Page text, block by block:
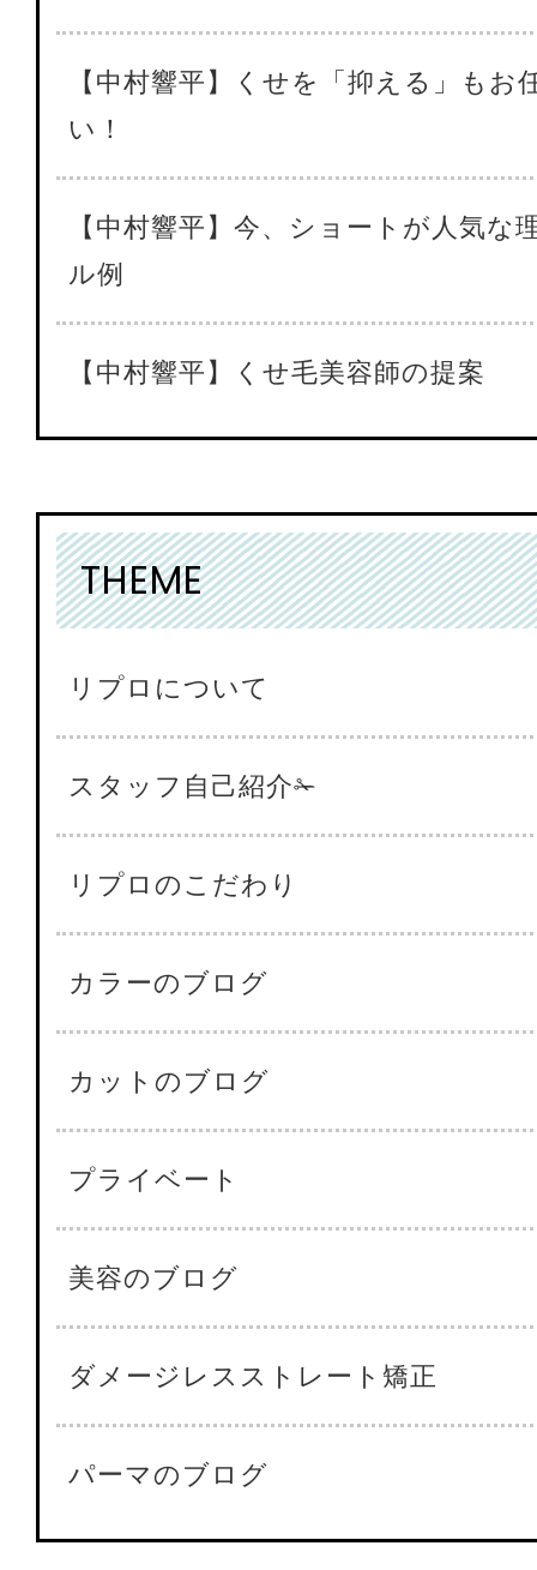
【中村響平】くせを「抑える」もお
い！
【中村響平】今、ショートが人気な
ル例
【中村響平】くせ毛美容師の提案
THEME
リプロについて
スタッフ自己紹介✁
リプロのこだわり
カラーのブログ
カットのブログ
プライベート
美容のブログ
ダメージレスストレート矯正
パーマのブログ